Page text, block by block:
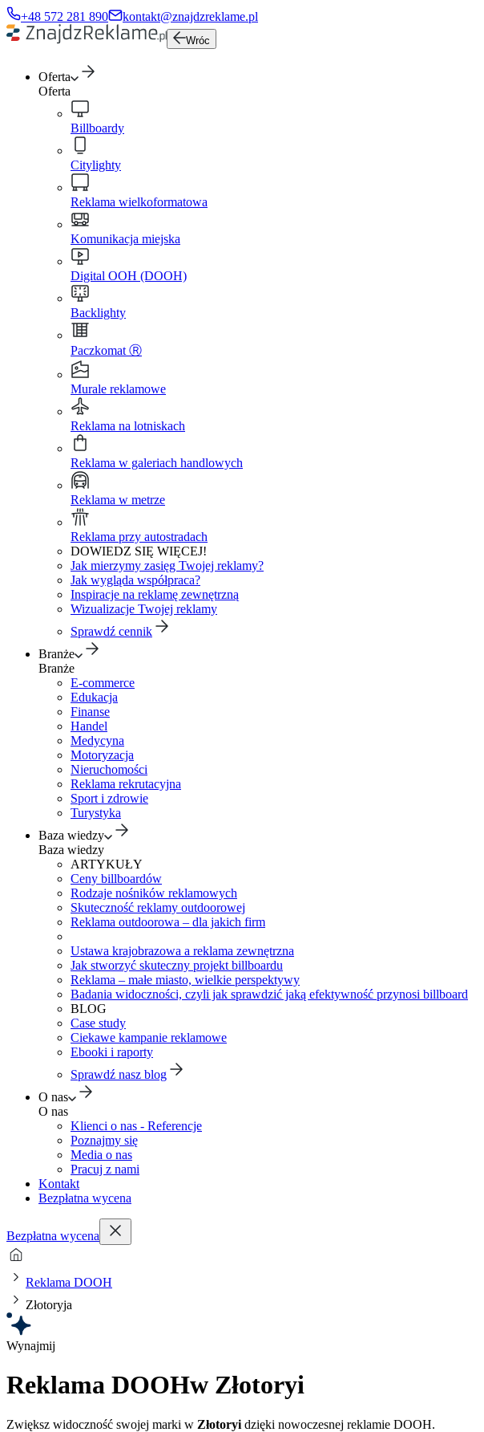
+48 572 281 890 kontakt@znajdzreklame.pl
Wróc
Oferta
Oferta
Billboardy
Citylighty
Reklama wielkoformatowa
Komunikacja miejska
Digital OOH (DOOH)
Backlighty
Paczkomat Ⓡ
Murale reklamowe
Reklama na lotniskach
Reklama w galeriach handlowych
Reklama w metrze
Reklama przy autostradach
DOWIEDZ SIĘ WIĘCEJ!
Jak mierzymy zasięg Twojej reklamy?
Jak wygląda współpraca?
Inspiracje na reklamę zewnętrzną
Wizualizacje Twojej reklamy
Sprawdź cennik
Branże
Branże
E-commerce
Edukacja
Finanse
Handel
Medycyna
Motoryzacja
Nieruchomości
Reklama rekrutacyjna
Sport i zdrowie
Turystyka
Baza wiedzy
Baza wiedzy
ARTYKUŁY
Ceny billboardów
Rodzaje nośników reklamowych
Skuteczność reklamy outdoorowej
Reklama outdoorowa – dla jakich firm
Ustawa krajobrazowa a reklama zewnętrzna
Jak stworzyć skuteczny projekt billboardu
Reklama – małe miasto, wielkie perspektywy
Badania widoczności, czyli jak sprawdzić jaką efektywność przynosi billboard
BLOG
Case study
Ciekawe kampanie reklamowe
Ebooki i raporty
Sprawdź nasz blog
O nas
O nas
Klienci o nas - Referencje
Poznajmy się
Media o nas
Pracuj z nami
Kontakt
Bezpłatna wycena
Bezpłatna wycena
Reklama DOOH
Złotoryja
Wynajmij
Reklama DOOHw Złotoryi
Zwiększ widoczność swojej marki w Złotoryi dzięki nowoczesnej reklamie DOOH.